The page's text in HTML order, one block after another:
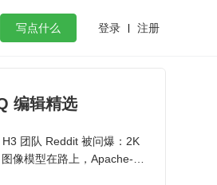
写点什么 登录 注册
flutter
编辑精选
团队 Reddit 被问爆：2K
像模型在路上，Apache-2.0